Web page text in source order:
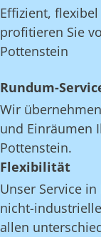
Effizient,
profitieren Sie
Pottenstein
Rundum-
Wir
und Einräumen
Pottenstein.
Flexibilität
Unser Service
nicht-
allen